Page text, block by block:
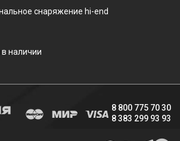
снаряжение hi-end
наличии
8 800 775 70 30
8 383 299 93 93